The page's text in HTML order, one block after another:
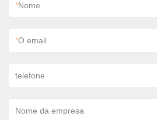
*Nome
*O email
telefone
Nome da empresa